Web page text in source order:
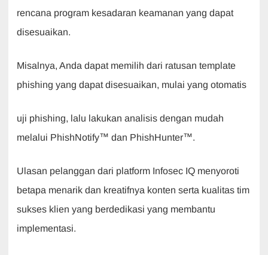
rencana program kesadaran keamanan yang dapat
disesuaikan.
Misalnya, Anda dapat memilih dari ratusan template
phishing yang dapat disesuaikan, mulai yang otomatis
uji phishing, lalu lakukan analisis dengan mudah
melalui PhishNotify™ dan PhishHunter™.
Ulasan pelanggan dari platform Infosec IQ menyoroti
betapa menarik dan kreatifnya konten serta kualitas tim
sukses klien yang berdedikasi yang membantu
implementasi.